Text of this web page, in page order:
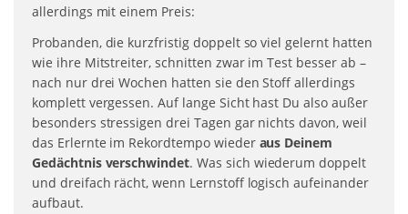
allerdings mit einem Preis:
Probanden, die kurzfristig doppelt so viel gelernt hatten
wie ihre Mitstreiter, schnitten zwar im Test besser ab –
nach nur drei Wochen hatten sie den Stoff allerdings
komplett vergessen. Auf lange Sicht hast Du also außer
besonders stressigen drei Tagen gar nichts davon, weil
das Erlernte im Rekordtempo wieder aus Deinem
Gedächtnis verschwindet. Was sich wiederum doppelt
und dreifach rächt, wenn Lernstoff logisch aufeinander
aufbaut.